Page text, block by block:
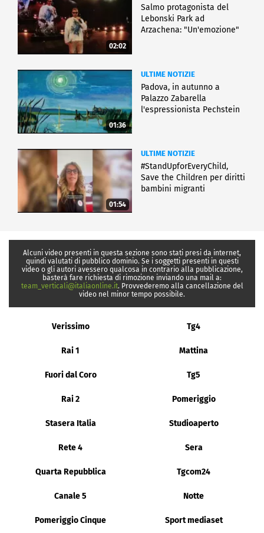
02:02
Salmo protagonista del
Lebonski Park ad
Arzachena: "Un'emozione"
01:36
ULTIME NOTIZIE
Padova, in autunno a
Palazzo Zabarella
l'espressionista Pechstein
01:54
ULTIME NOTIZIE
#StandUpforEveryChild,
Save the Children per diritti
bambini migranti
Alcuni video presenti in questa sezione sono stati presi da internet,
quindi valutati di pubblico dominio. Se i soggetti presenti in questi
video o gli autori avessero qualcosa in contrario alla pubblicazione,
basterà fare richiesta di rimozione inviando una mail a:
team_verticali@italiaonline.it. Provvederemo alla cancellazione del
video nel minor tempo possibile.
Verissimo Tg4
Rai 1 Mattina
Fuori dal Coro Tg5
Rai 2 Pomeriggio
Stasera Italia Studioaperto
Rete 4 Sera
Quarta Repubblica Tgcom24
Canale 5 Notte
Pomeriggio Cinque Sport mediaset